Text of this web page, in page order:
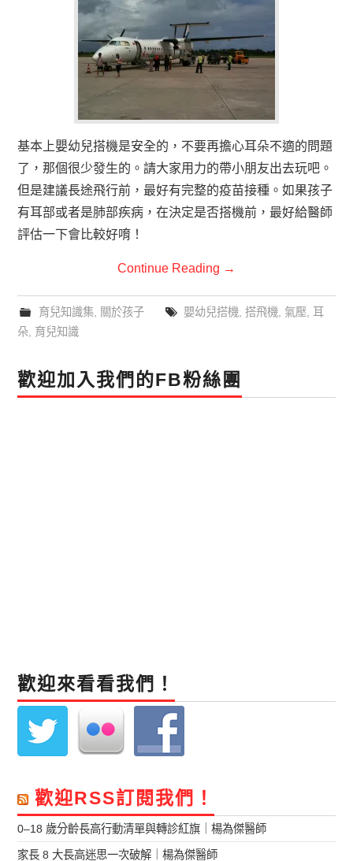
主婦碎碎念
基本上嬰幼兒搭機是安全的，不要再擔心耳朵不適的問題
了，那個很少發生的。請大家用力的帶小朋友出去玩吧。
但是建議長途飛行前，最好有完整的疫苗接種。如果孩子
有耳部或者是肺部疾病，在決定是否搭機前，最好給醫師
評估一下會比較好唷！
Continue Reading →
育兒知識集, 關於孩子 嬰幼兒搭機, 搭飛機, 氣壓,
耳
朵 育兒知識
歡迎加入我們的FB粉絲團
歡迎來看看我們！
歡迎RSS訂閱我們！
0–18 歲分齡長高行動清單與轉診紅旗｜楊為傑醫師
家長 8 大長高迷思一次破解｜楊為傑醫師